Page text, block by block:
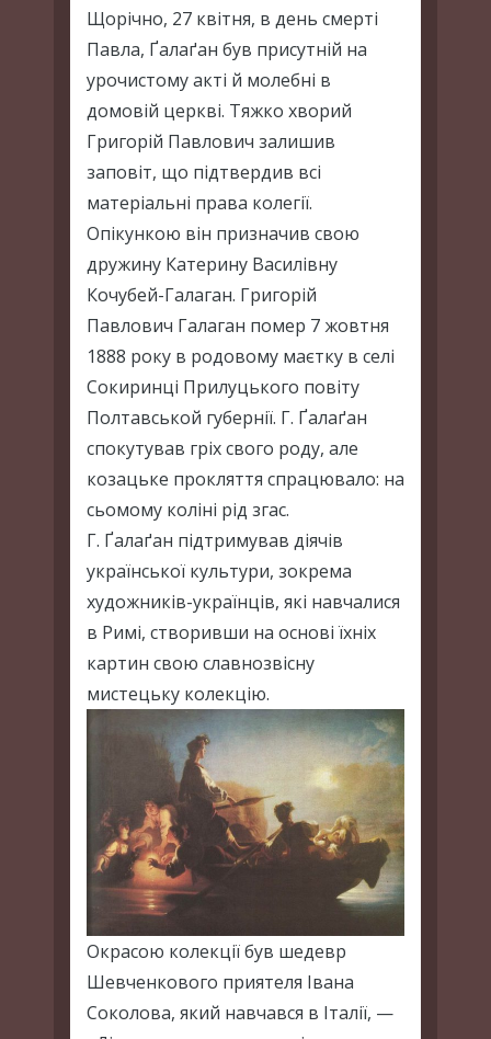
Щорічно, 27 квітня, в день смерті
Павла, Ґалаґан був присутній на
урочистому акті й молебні в
домовій церкві. Тяжко хворий
Григорій Павлович залишив
заповіт, що підтвердив всі
матеріальні права колегії.
Опікункою він призначив свою
дружину Катерину Василівну
Кочубей-Галаган. Григорій
Павлович Галаган помер 7 жовтня
1888 року в родовому маєтку в селі
Сокиринці Прилуцького повіту
Полтавськой губернії. Г. Ґалаґан
спокутував гріх свого роду, але
козацьке прокляття спрацювало: на
сьомому коліні рід згас.
Г. Ґалаґан підтримував діячів
української культури, зокрема
художників-українців, які навчалися
в Римі, створивши на основі їхніх
картин свою славнозвісну
мистецьку колекцію.
Окрасою колекції був шедевр
Шевченкового приятеля Івана
Соколова, який навчався в Італії, —